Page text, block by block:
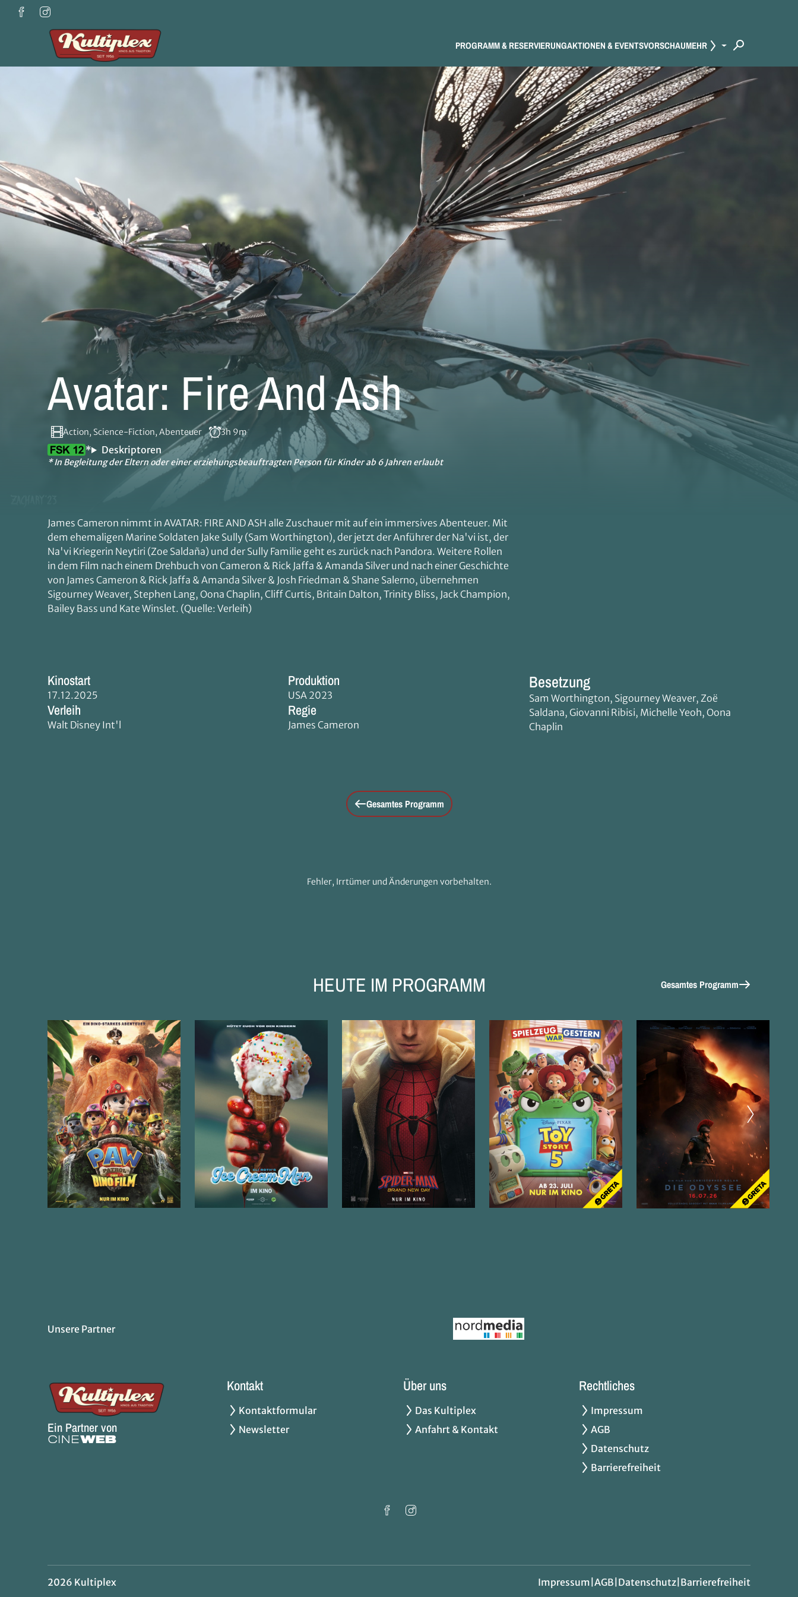
PROGRAMM & RESERVIERUNGAKTIONEN & EVENTSVORSCHAUMEHR
Avatar: Fire And Ash
Action, Science-Fiction, Abenteuer 3h 9m
* Deskriptoren
* In Begleitung der Eltern oder einer erziehungsbeauftragten Person für Kinder ab 6 Jahren erlaubt
James Cameron nimmt in AVATAR: FIRE AND ASH alle Zuschauer mit auf ein immersives Abenteuer. Mit
dem ehemaligen Marine Soldaten Jake Sully (Sam Worthington), der jetzt der Anführer der Na'vi ist, der
Na'vi Kriegerin Neytiri (Zoe Saldaña) und der Sully Familie geht es zurück nach Pandora. Weitere Rollen
in dem Film nach einem Drehbuch von Cameron & Rick Jaffa & Amanda Silver und nach einer Geschichte
von James Cameron & Rick Jaffa & Amanda Silver & Josh Friedman & Shane Salerno, übernehmen
Sigourney Weaver, Stephen Lang, Oona Chaplin, Cliff Curtis, Britain Dalton, Trinity Bliss, Jack Champion,
Bailey Bass und Kate Winslet. (Quelle: Verleih)
Kinostart
17.12.2025
Produktion
USA 2023
Verleih
Walt Disney Int'l
Regie
James Cameron
Besetzung
Sam Worthington, Sigourney Weaver, Zoë
Saldana, Giovanni Ribisi, Michelle Yeoh, Oona
Chaplin
Gesamtes Programm
Fehler, Irrtümer und Änderungen vorbehalten.
HEUTE IM PROGRAMM Gesamtes Programm
Unsere Partner
Ein Partner von
Kontakt
Kontaktformular
Newsletter
Über uns
Das Kultiplex
Anfahrt & Kontakt
Rechtliches
Impressum
AGB
Datenschutz
Barrierefreiheit
2026 Kultiplex Impressum AGB Datenschutz Barrierefreiheit